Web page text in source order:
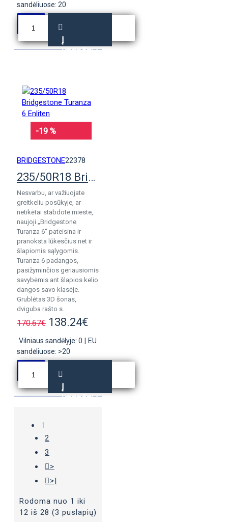
sandėliuose: 20
Į
KREPŠELĮ
-19 %
BRIDGESTONE22378
235/50R18 Bridgestone Turanza 6 Enliten
Nesvarbu, ar važiuojate
greitkeliu posūkyje, ar
netikėtai stabdote mieste,
naujoji „Bridgestone
Turanza 6“ pateisina ir
pranoksta lūkesčius net ir
šlapiomis sąlygomis.
Turanza 6 padangos,
pasižyminčios geriausiomis
savybėmis ant šlapios kelio
dangos savo klasėje.
Grublėtas 3D šonas,
dviguba rašto s..
170.67€ 138.24€
Vilniaus sandėlyje: 0
EU
sandėliuose: >20
Į
KREPŠELĮ
1
2
3
>
>|
Rodoma nuo 1 iki
12 iš 28 (3 puslapių)